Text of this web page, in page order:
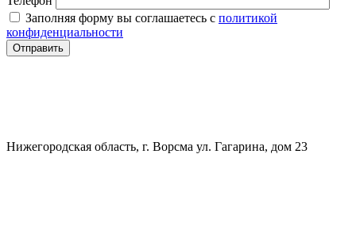
Заполняя форму вы соглашаетесь с политикой
конфиденциальности
Нижегородская область, г. Ворсма ул. Гагарина, дом 23